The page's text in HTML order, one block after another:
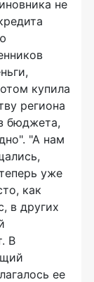
не
купила
региона
бюджета,
"А нам
уже
как
в других
В
ее